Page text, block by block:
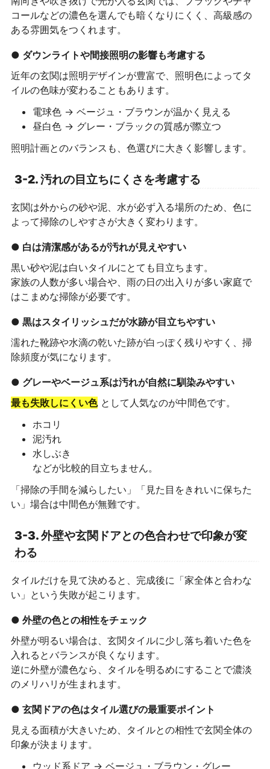
コールなどの濃色を選んでも暗くなりにくく、高級感の
ある雰囲気をつくれます。
● ダウンライトや間接照明の影響も考慮する
近年の玄関は照明デザインが豊富で、照明色によってタ
イルの色味が変わることもあります。
電球色 → ベージュ・ブラウンが温かく見える
昼白色 → グレー・ブラックの質感が際立つ
照明計画とのバランスも、色選びに大きく影響します。
3-2. 汚れの目立ちにくさを考慮する
玄関は外からの砂や泥、水が必ず入る場所のため、色に
よって掃除のしやすさが大きく変わります。
● 白は清潔感があるが汚れが見えやすい
黒い砂や泥は白いタイルにとても目立ちます。
家族の人数が多い場合や、雨の日の出入りが多い家庭で
はこまめな掃除が必要です。
● 黒はスタイリッシュだが水跡が目立ちやすい
濡れた靴跡や水滴の乾いた跡が白っぽく残りやすく、掃
除頻度が気になります。
● グレーやベージュ系は汚れが自然に馴染みやすい
最も失敗しにくい色として人気なのが中間色です。
ホコリ
泥汚れ
水しぶき
などが比較的目立ちません。
「掃除の手間を減らしたい」「見た目をきれいに保ちた
い」場合は中間色が無難です。
3-3. 外壁や玄関ドアとの色合わせで印象が変
わる
タイルだけを見て決めると、完成後に「家全体と合わな
い」という失敗が起こります。
● 外壁の色との相性をチェック
外壁が明るい場合は、玄関タイルに少し落ち着いた色を
入れるとバランスが良くなります。
逆に外壁が濃色なら、タイルを明るめにすることで濃淡
のメリハリが生まれます。
● 玄関ドアの色はタイル選びの最重要ポイント
見える面積が大きいため、タイルとの相性で玄関全体の
印象が決まります。
ウッド系ドア → ベージュ・ブラウン・グレー